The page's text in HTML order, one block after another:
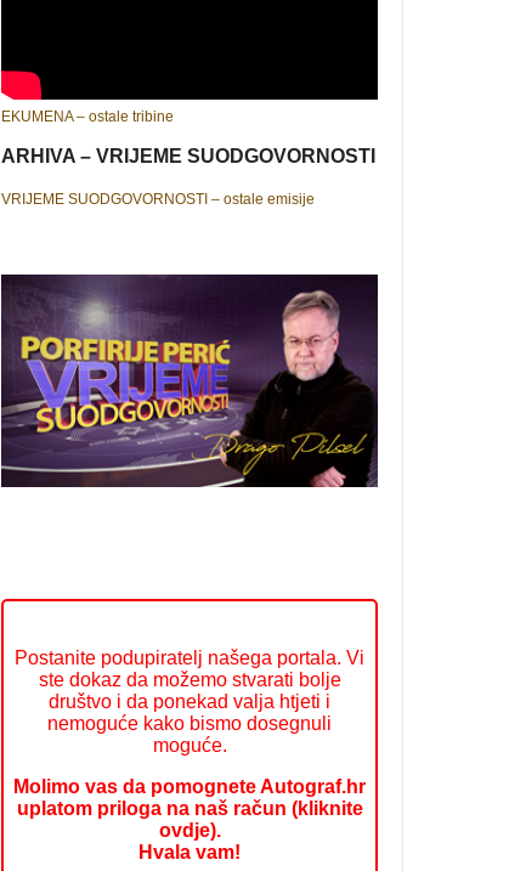
EKUMENA – ostale tribine
ARHIVA – VRIJEME SUODGOVORNOSTI
VRIJEME SUODGOVORNOSTI – ostale emisije
Postanite podupiratelj našega portala. Vi
ste dokaz da možemo stvarati bolje
društvo i da ponekad valja htjeti i
nemoguće kako bismo dosegnuli
moguće.
Molimo vas da pomognete Autograf.hr
uplatom priloga na naš račun (kliknite
ovdje).
Hvala vam!